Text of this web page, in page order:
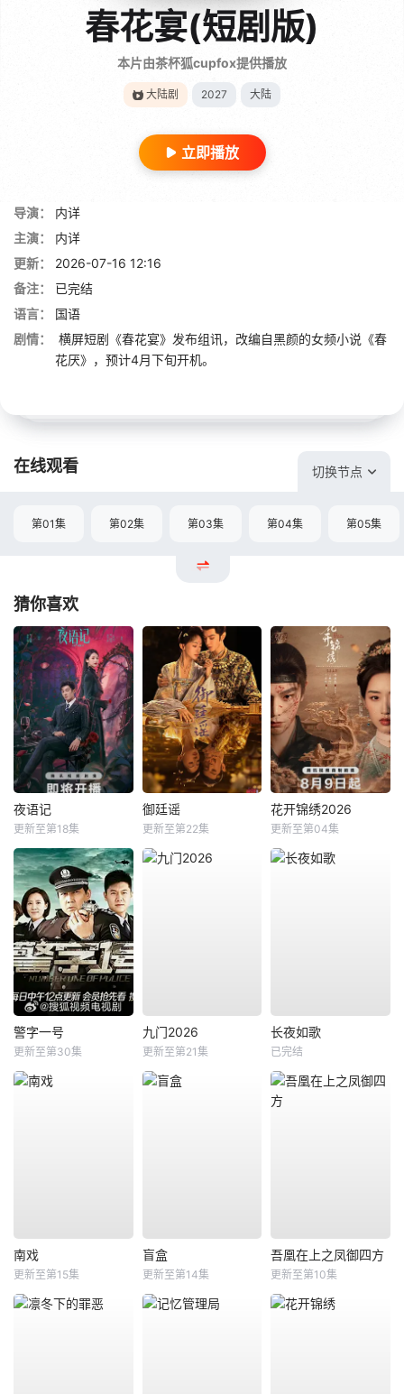
春花宴(短剧版)
本片由茶杯狐cupfox提供播放
大陆剧 2027 大陆
立即播放
导演：
内详
主演：
内详
更新：
2026-07-16 12:16
备注：
已完结
语言：
国语
剧情：
横屏短剧《春花宴》发布组讯，改编自黑颜的女频小说《春
花厌》，预计4月下旬开机。
在线观看 切换节点
第01集 第02集 第03集 第04集 第05集
猜你喜欢
夜语记
更新至第18集
御廷谣
更新至第22集
花开锦绣2026
更新至第04集
警字一号
更新至第30集
九门2026
更新至第21集
长夜如歌
已完结
南戏
更新至第15集
盲盒
更新至第14集
吾凰在上之凤御四方
更新至第10集